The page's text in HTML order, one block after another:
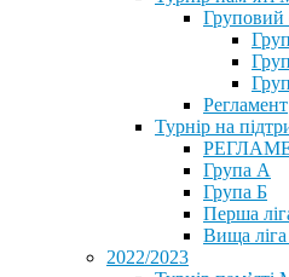
Груповий
Регламент
Турнір на
Група А
Група Б
Перша
Вища
2022/2023